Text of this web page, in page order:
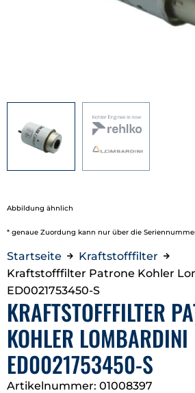
Abbildung ähnlich
* genaue Zuordung kann nur über die
Startseite
Kraftstofffilter
Kraftstofffilter Patrone Kohler
ED0021753450-S
KRAFTSTOFFFILTER
KOHLER LOMBARDINI
ED0021753450-S
Artikelnummer: 01008397